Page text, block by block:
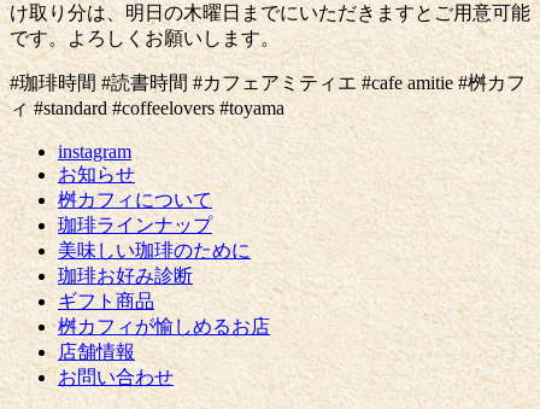
け取り分は、明日の木曜日までにいただきますとご用意可能
です。よろしくお願いします。
#珈琲時間 #読書時間 #カフェアミティエ #cafe amitie #桝カフ
ィ #standard #coffeelovers #toyama
instagram
お知らせ
桝カフィについて
珈琲ラインナップ
美味しい珈琲のために
珈琲お好み診断
ギフト商品
桝カフィが愉しめるお店
店舗情報
お問い合わせ